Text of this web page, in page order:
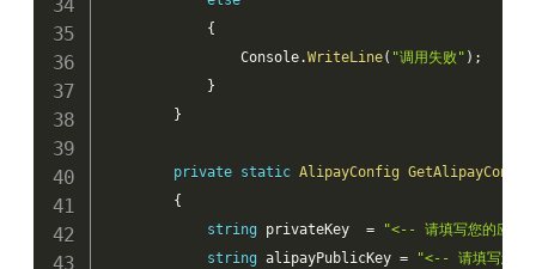
{
                Console
.WriteLine( "调用失败" ) ;
}
}
private static AlipayConfig GetAlipayConfig
{
string privateKey =
"<-- 请填写您的应
string alipayPublicKey =
"<-- 请填写您